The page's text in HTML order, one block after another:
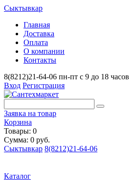
Сыктывкар
Главная
Доставка
Оплата
О компании
Контакты
8(8212)21-64-06 пн-пт с 9 до 18 часов
Вход Регистрация
Заявка на товар
Корзина
Товары: 0
Сумма: 0 руб.
Сыктывкар 8(8212)21-64-06
Каталог